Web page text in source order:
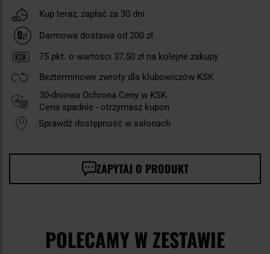
Kup teraz, zapłać za 30 dni
Darmowa dostawa od 200 zł
75 pkt. o wartości 37,50 zł na kolejne zakupy
Bezterminowe zwroty dla klubowiczów KSK
30-dniowa Ochrona Ceny w KSK
Cena spadnie - otrzymasz kupon
Sprawdź dostępność w salonach
ZAPYTAJ O PRODUKT
POLECAMY W ZESTAWIE